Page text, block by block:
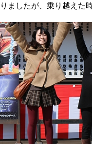
ましたが、乗り越えた